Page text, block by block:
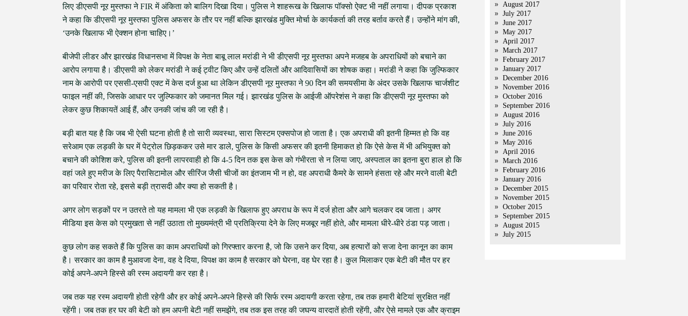
लिए डीएसपी नूर मुस्तफा ने FIR में अंकिता को बालिग दिखा दिया। पुलिस ने शाहरूख के खिलाफ पॉक्सो ऐक्ट भी नहीं लगाया। दीपक प्रकाश
ने कहा कि डीएसपी नूर मुस्तफा पुलिस अफसर के तौर पर नहीं बल्कि झारखंड मुक्ति मोर्चा के कार्यकर्ता की तरह बर्ताव करते हैं। उन्होंने मांग की,
‘उनके खिलाफ भी ऐक्शन होना चाहिए।’
बीजेपी लीडर और झारखंड विधानसभा में विपक्ष के नेता बाबू लाल मरांडी ने भी डीएसपी नूर मुस्तफा अपने मजहब के अपराधियों को बचाने का
आरोप लगाया है। डीएसपी को लेकर मरांडी ने कई ट्वीट किए और उन्हें दलितों और आदिवासियों का शोषक कहा। मरांडी ने कहा कि जुल्फिकार
नाम के आरोपी पर एससी-एसपी एक्ट में केस दर्ज हुआ था लेकिन डीएसपी नूर मुस्तफा ने 90 दिन की समयसीमा के अंदर उसके खिलाफ चार्जशीट
फाइल नहीं की, जिसके आधार पर जुल्फिकार को जमानत मिल गई। झारखंड पुलिस के आईजी ऑपरेशंस ने कहा कि डीएसपी नूर मुस्तफा को
लेकर कुछ शिकायतें आई हैं, और उनकी जांच की जा रही है।
बड़ी बात यह है कि जब भी ऐसी घटना होती है तो सारी व्यवस्था, सारा सिस्टम एक्सपोज हो जाता है। एक अपराधी की इतनी हिम्मत हो कि वह
सरेआम एक लड़की के घर में पेट्रोल छिड़ककर उसे मार डाले, पुलिस के किसी अफसर की इतनी हिमाकत हो कि ऐसे केस में भी अभियुक्त को
बचाने की कोशिश करे, पुलिस की इतनी लापरवाही हो कि 4-5 दिन तक इस केस को गंभीरता से न लिया जाए, अस्पताल का इतना बुरा हाल हो कि
वहां जले हुए मरीज के लिए पैरासिटामोल और सीरिंज जैसी चीजों का इंतजाम भी न हो, वह अपराधी कैमरे के सामने हंसता रहे और मरने वाली बेटी
का परिवार रोता रहे, इससे बड़ी त्रासदी और क्या हो सकती है।
अगर लोग सड़कों पर न उतरते तो यह मामला भी एक लड़की के खिलाफ हुए अपराध के रूप में दर्ज होता और आगे चलकर दब जाता। अगर
मीडिया इस केस को प्रमुखता से नहीं उठाता तो मुख्यमंत्री भी प्रतिक्रिया देने के लिए मजबूर नहीं होते, और मामला धीरे-धीरे ठंडा पड़ जाता।
कुछ लोग कह सकते हैं कि पुलिस का काम अपराधियों को गिरफ्तार करना है, जो कि उसने कर दिया, अब हत्यारों को सजा देना कानून का काम
है। सरकार का काम है मुआवजा देना, वह दे दिया, विपक्ष का काम है सरकार को घेरना, वह घेर रहा है। कुल मिलाकर एक बेटी की मौत पर हर
कोई अपने-अपने हिस्से की रस्म अदायगी कर रहा है।
जब तक यह रस्म अदायगी होती रहेगी और हर कोई अपने-अपने हिस्से की सिर्फ रस्म अदायगी करता रहेगा, तब तक हमारी बेटियां सुरक्षित नहीं
रहेंगी। जब तक हर घर की बेटी को हम अपनी बेटी नहीं समझेंगे, तब तक इस तरह की जघन्य वारदातें होती रहेंगी, और ऐसे मामले एक और क्राइम
August 2017
July 2017
June 2017
May 2017
April 2017
March 2017
February 2017
January 2017
December 2016
November 2016
October 2016
September 2016
August 2016
July 2016
June 2016
May 2016
April 2016
March 2016
February 2016
January 2016
December 2015
November 2015
October 2015
September 2015
August 2015
July 2015